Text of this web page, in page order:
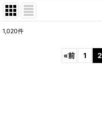
1,020件
«前 1 2